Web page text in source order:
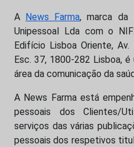
A News Farma, marca da
Unipessoal Lda com o
Edifício Lisboa Oriente,
Esc. 37, 1800-282 Lisboa,
área da comunicação da
A News Farma está
pessoais dos Clientes/
serviços das várias
pessoais dos respetivos